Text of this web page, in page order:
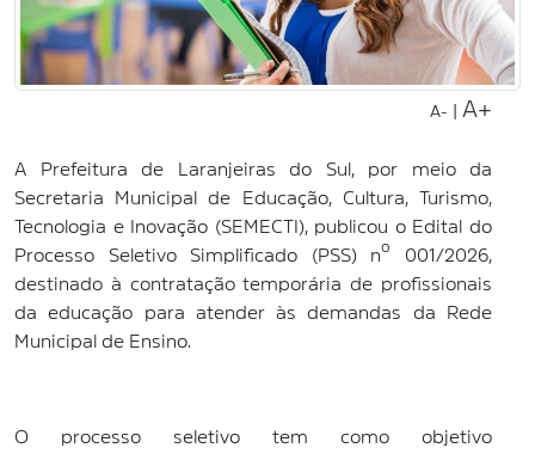
A- A+
A Prefeitura de Laranjeiras do Sul, por meio da
Secretaria Municipal de Educação, Cultura, Turismo,
Tecnologia e Inovação (SEMECTI), publicou o Edital do
Processo Seletivo Simplificado (PSS) nº 001/2026,
destinado à contratação temporária de profissionais
da educação para atender às demandas da Rede
Municipal de Ensino.
O processo seletivo tem como objetivo